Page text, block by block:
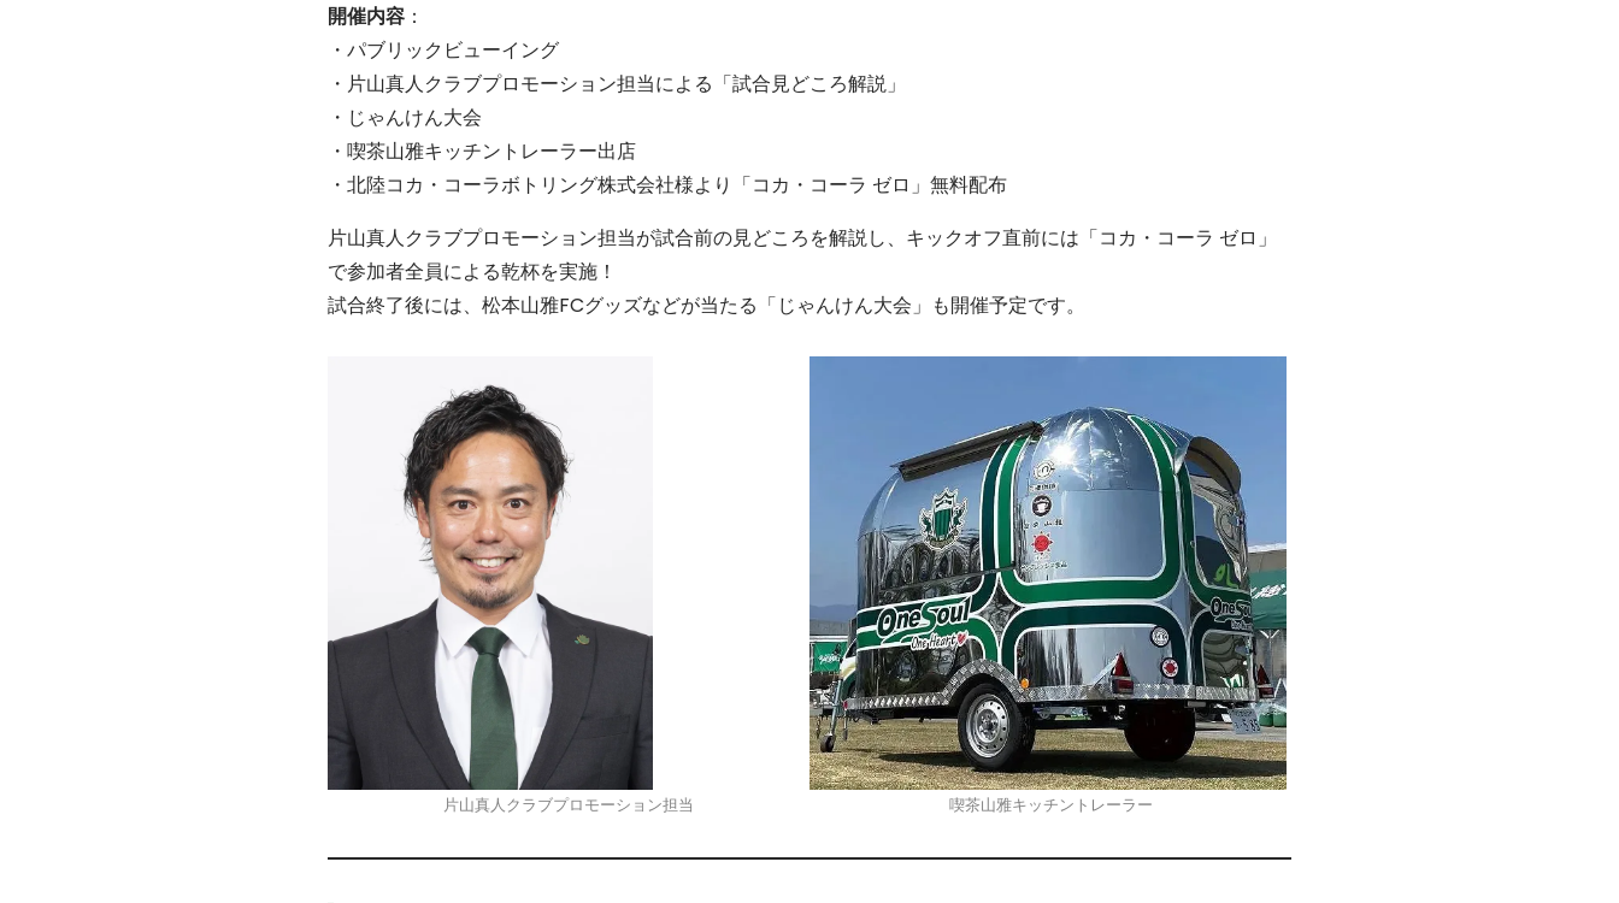
開催内容 ：
・パブリックビューイング
・片山真人クラブプロモーション担当による「試合見どころ解説」
・じゃんけん大会
・喫茶山雅キッチントレーラー出店
・北陸コカ・コーラボトリング株式会社様より「コカ・コーラ ゼロ」無料配布
片山真人クラブプロモーション担当が試合前の見どころを解説し、キックオフ直前には「コカ・コーラ ゼロ」
で参加者全員による乾杯を実施！
試合終了後には、松本山雅FCグッズなどが当たる「じゃんけん大会」も開催予定です。
片山真人クラブプロモーション担当 喫茶山雅キッチントレーラー